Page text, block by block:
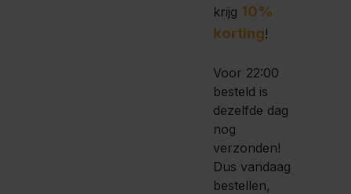
krijg 10%
korting!
Voor 22:00
besteld is
dezelfde dag
nog
verzonden!
Dus vandaag
bestellen,